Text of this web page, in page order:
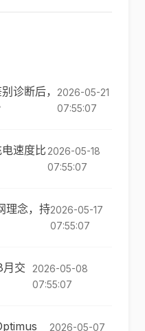
诊断后，
2026-05-21
07:55:07
速度比 2026-05-18
07:55:07
理念，持2026-05-17
07:55:07
交
2026-05-08
07:55:07
2026-05-07